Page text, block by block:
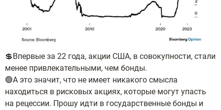
💲Впервые за 22 года, акции США, в совокупности, стали
менее привлекательными, чем бонды.
🟢А это значит, что не имеет никакого смысла
находиться в рисковых акциях, которые могут упасть
на рецессии. Прошу идти в государственные бонды и